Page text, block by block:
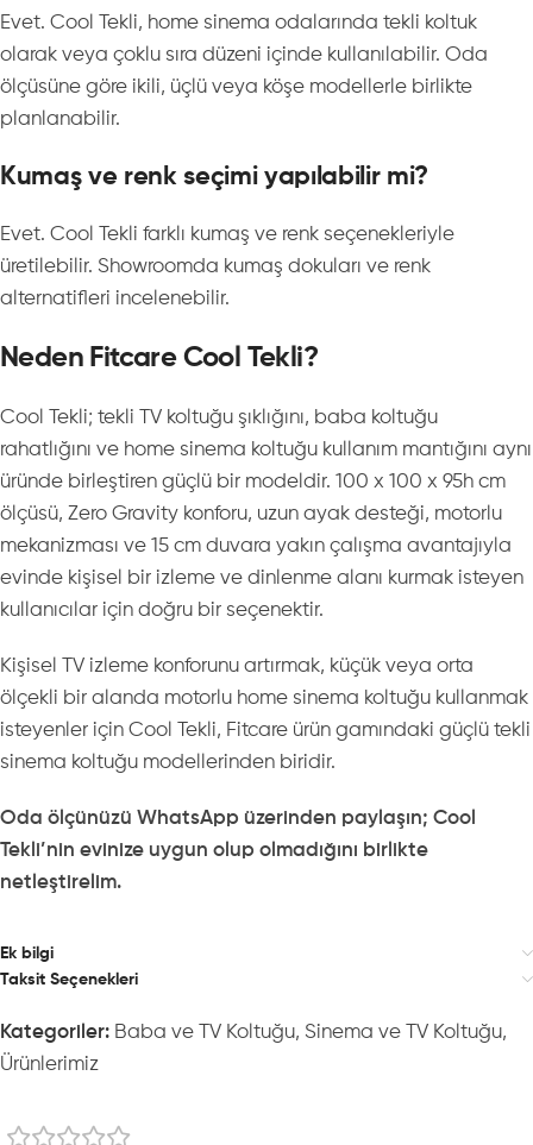
Evet. Cool Tekli, home sinema odalarında tekli koltuk
olarak veya çoklu sıra düzeni içinde kullanılabilir. Oda
ölçüsüne göre ikili, üçlü veya köşe modellerle birlikte
planlanabilir.
Kumaş ve renk seçimi yapılabilir mi?
Evet. Cool Tekli farklı kumaş ve renk seçenekleriyle
üretilebilir. Showroomda kumaş dokuları ve renk
alternatifleri incelenebilir.
Neden Fitcare Cool Tekli?
Cool Tekli; tekli TV koltuğu şıklığını, baba koltuğu
rahatlığını ve home sinema koltuğu kullanım mantığını aynı
üründe birleştiren güçlü bir modeldir. 100 x 100 x 95h cm
ölçüsü, Zero Gravity konforu, uzun ayak desteği, motorlu
mekanizması ve 15 cm duvara yakın çalışma avantajıyla
evinde kişisel bir izleme ve dinlenme alanı kurmak isteyen
kullanıcılar için doğru bir seçenektir.
Kişisel TV izleme konforunu artırmak, küçük veya orta
ölçekli bir alanda motorlu home sinema koltuğu kullanmak
isteyenler için Cool Tekli, Fitcare ürün gamındaki güçlü tekli
sinema koltuğu modellerinden biridir.
Oda ölçünüzü WhatsApp üzerinden paylaşın; Cool
Tekli’nin evinize uygun olup olmadığını birlikte
netleştirelim.
Ek bilgi
Taksit Seçenekleri
Kategoriler: Baba ve TV Koltuğu, Sinema ve TV Koltuğu,
Ürünlerimiz